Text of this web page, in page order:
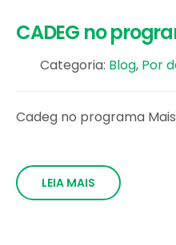
CADEG no
Categoria: Blog, Por
Cadeg no programa
LEIA MAIS